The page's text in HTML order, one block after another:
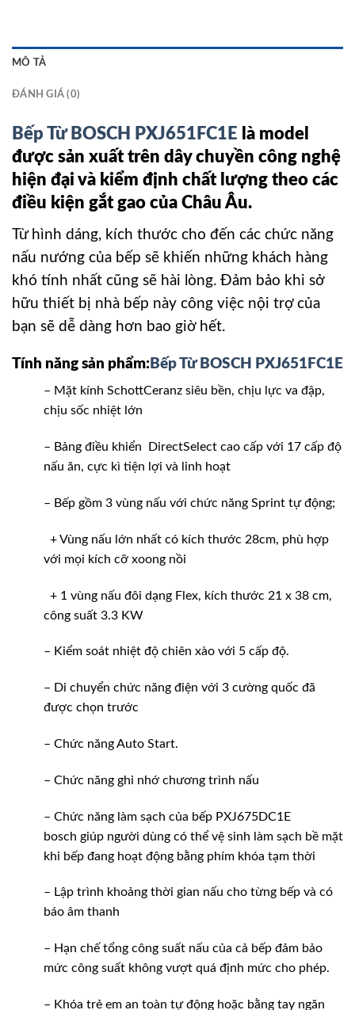
MÔ TẢ
ĐÁNH GIÁ (0)
Bếp Từ BOSCH PXJ651FC1E là model
được sản xuất trên dây chuyền công nghệ
hiện đại và kiểm định chất lượng theo các
điều kiện gắt gao của Châu Âu.
Từ hình dáng, kích thước cho đến các chức năng
nấu nướng của bếp sẽ khiến những khách hàng
khó tính nhất cũng sẽ hài lòng. Đảm bảo khi sở
hữu thiết bị nhà bếp này công việc nội trợ của
bạn sẽ dễ dàng hơn bao giờ hết.
Tính năng sản phẩm: Bếp Từ BOSCH PXJ651FC1E
– Mặt kính SchottCeranz siêu bền, chịu lực va đập,
chịu sốc nhiệt lớn
– Bảng điều khiển DirectSelect cao cấp với 17 cấp độ
nấu ăn, cực kì tiện lợi và linh hoạt
– Bếp gồm 3 vùng nấu với chức năng Sprint tự động;
+ Vùng nấu lớn nhất có kích thước 28cm, phù hợp
với mọi kích cỡ xoong nồi
+ 1 vùng nấu đôi dạng Flex, kích thước 21 x 38 cm,
công suất 3.3 KW
– Kiểm soát nhiệt độ chiên xào với 5 cấp độ.
– Di chuyển chức năng điện với 3 cường quốc đã
được chọn trước
– Chức năng Auto Start.
– Chức năng ghi nhớ chương trình nấu
– Chức năng làm sạch của bếp PXJ675DC1E
bosch giúp người dùng có thể vệ sinh làm sạch bề mặt
khi bếp đang hoạt động bằng phím khóa tạm thời
– Lập trình khoảng thời gian nấu cho từng bếp và có
báo âm thanh
– Hạn chế tổng công suất nấu của cả bếp đảm bảo
mức công suất không vượt quá định mức cho phép.
– Khóa trẻ em an toàn tự động hoặc bằng tay ngăn